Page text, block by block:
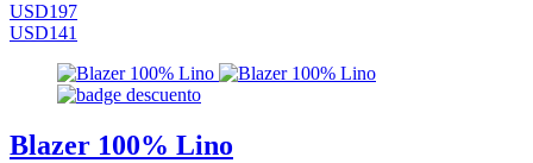
USD197
USD141
Blazer 100% Lino